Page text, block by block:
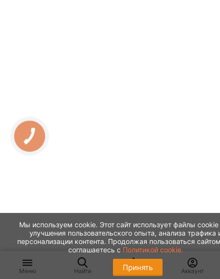
Меню Найти Корзина Аккаунт
Мы используем cookie. Этот сайт использует файлы cookie
улучшения пользовательского опыта, анализа трафика
персонализации контента. Продолжая пользоваться
соглашаетесь с Политикой cookie.
Принять
КНОПКА
ЗВ'ЯЗКУ